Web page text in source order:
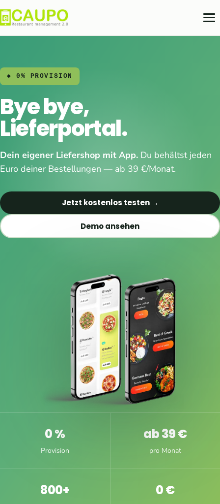
◆ 0% PROVISION
Bye bye,
Lieferportal.
Dein eigener Liefershop mit App. Du behältst jeden
Euro deiner Bestellungen — ab 39 €/Monat.
Jetzt kostenlos testen →
Demo ansehen
0 %
Provision
ab 39 €
pro Monat
800+ 0 €